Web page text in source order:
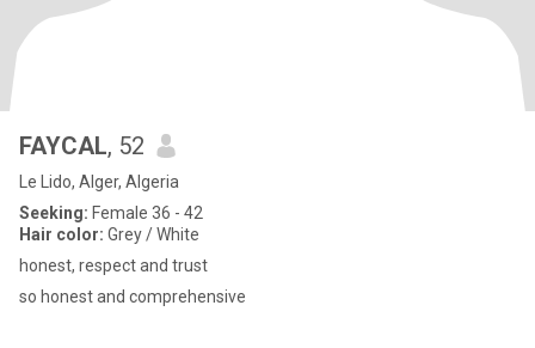
FAYCAL, 52
Le Lido, Alger, Algeria
Seeking: Female 36 - 42
Hair color: Grey / White
honest, respect and trust
so honest and comprehensive